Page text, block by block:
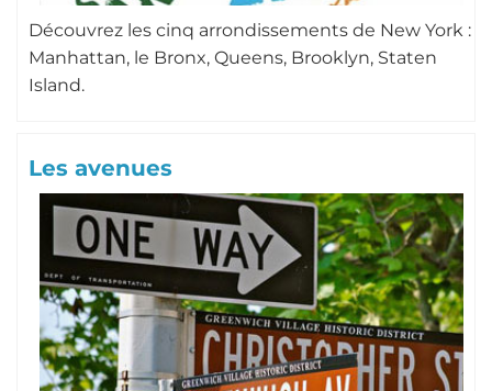
Découvrez les cinq arrondissements de New York :
Manhattan, le Bronx, Queens, Brooklyn, Staten
Island.
Les avenues